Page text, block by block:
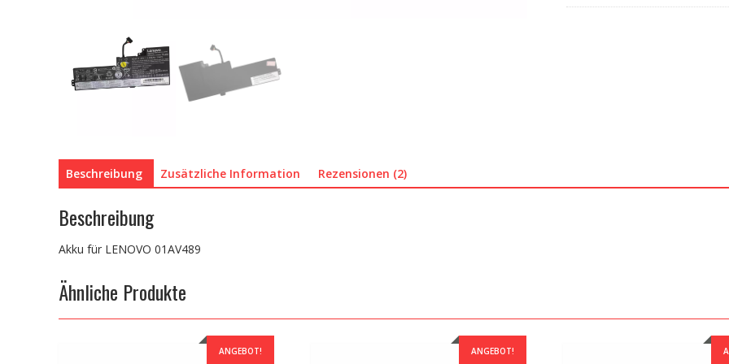
Beschreibung Zusätzliche Information Rezensionen (2)
Beschreibung
Akku für LENOVO 01AV489
Ähnliche Produkte
ANGEBOT! ANGEBOT!